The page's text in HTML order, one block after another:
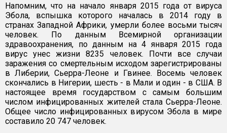
Напомним, что на начало января 2015 года от вируса
Эбола, вспышка которого началась в 2014 году в
странах Западной Африки, умерли более восьми тысяч
человек. По данным Всемирной организации
здравоохранения, по данным на 4 января 2015 года
вирус унес жизни 8235 человек. Почти все случаи
заражения со смертельным исходом зарегистрированы
в Либерии, Сьерра-Леоне и Гвинее. Восемь человек
скончались в Нигерии, шесть - в Мали и один - в США. В
настоящее время государством с самым большим
числом инфицированных жителей стала Сьерра-Леоне.
Общее число инфицированных вирусом Эбола в мире
составило 20 747 человек.